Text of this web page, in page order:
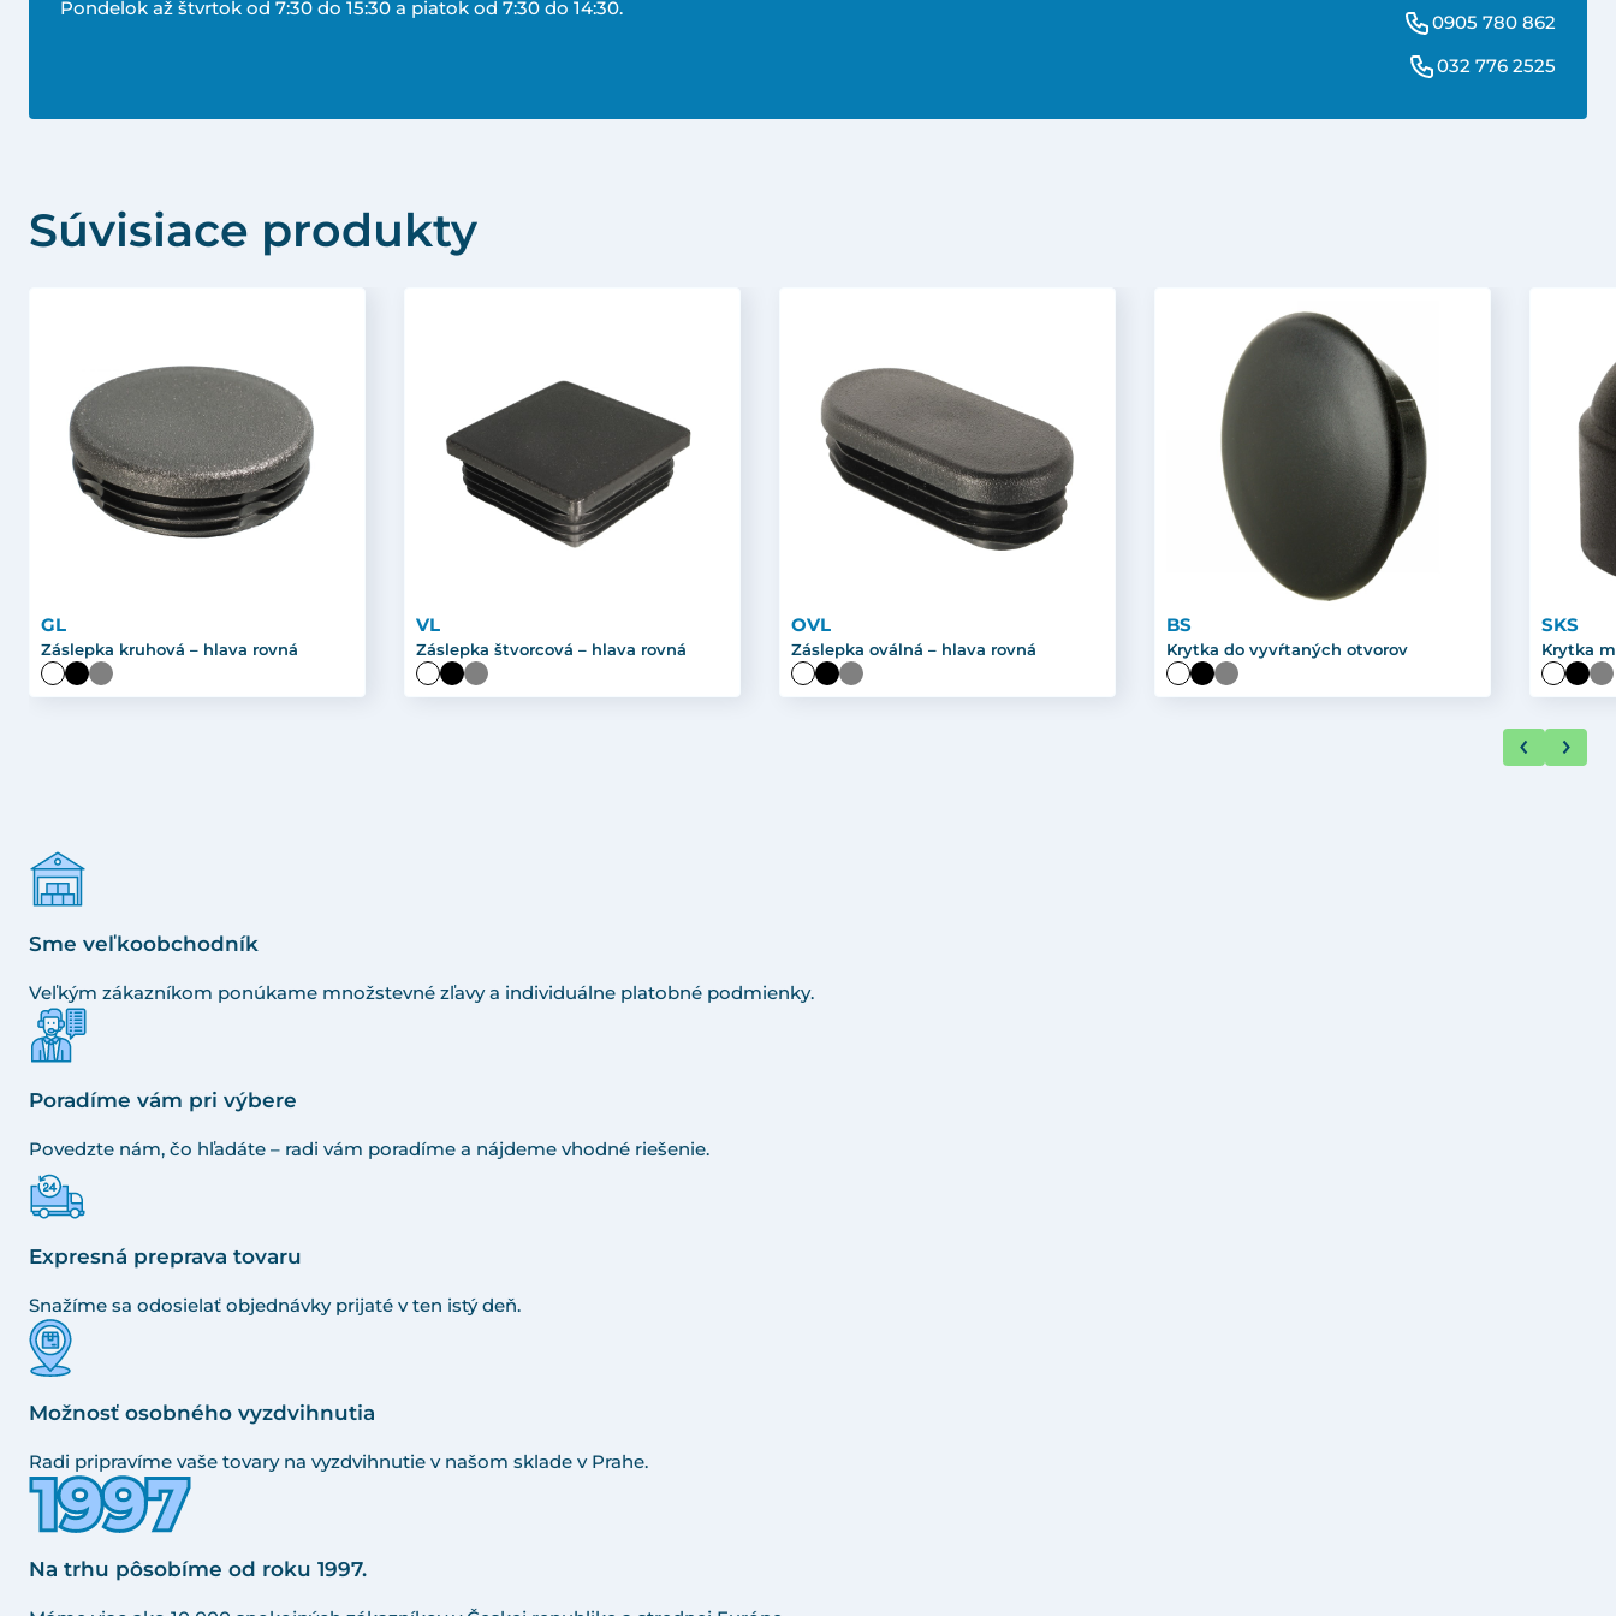
Pondelok až štvrtok od 7:30 do 15:30 a piatok od 7:30 do 14:30.
0905 780 862
032 776 2525
Súvisiace produkty
GL
Záslepka kruhová – hlava rovná
VL
Záslepka štvorcová – hlava rovná
OVL
Záslepka oválná – hlava rovná
BS
Krytka do vyvŕtaných otvorov
SKS
Krytka
Sme veľkoobchodník
Veľkým zákazníkom ponúkame množstevné zľavy a individuálne platobné podmienky.
Poradíme vám pri výbere
Povedzte nám, čo hľadáte – radi vám poradíme a nájdeme vhodné riešenie.
Expresná preprava tovaru
Snažíme sa odosielať objednávky prijaté v ten istý deň.
Možnosť osobného vyzdvihnutia
Radi pripravíme vaše tovary na vyzdvihnutie v našom sklade v Prahe.
Na trhu pôsobíme od roku 1997.